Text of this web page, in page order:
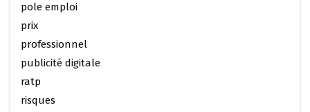
pole emploi
prix
professionnel
publicité digitale
ratp
risques